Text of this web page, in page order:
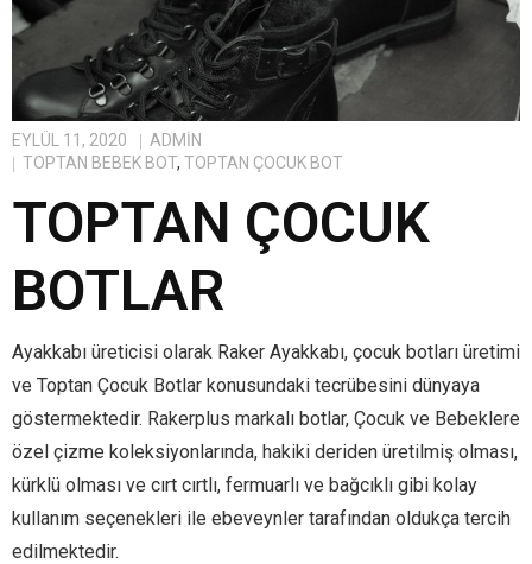
EYLÜL 11, 2020
ADMIN
TOPTAN BEBEK BOT, TOPTAN ÇOCUK BOT
TOPTAN ÇOCUK
BOTLAR
Ayakkabı üreticisi olarak Raker Ayakkabı, çocuk botları üretimi
ve Toptan Çocuk Botlar konusundaki tecrübesini dünyaya
göstermektedir. Rakerplus markalı botlar, Çocuk ve Bebeklere
özel çizme koleksiyonlarında, hakiki deriden üretilmiş olması,
kürklü olması ve cırt cırtlı, fermuarlı ve bağcıklı gibi kolay
kullanım seçenekleri ile ebeveynler tarafından oldukça tercih
edilmektedir.